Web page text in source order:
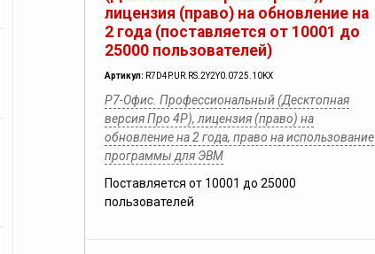
лицензия (право) на обновление на
2 года (поставляется от 10001 до
25000 пользователей)
Артикул: R7D4P.UR.RS.2Y2Y0.0725.10KX
Р7-Офис. Профессиональный (Десктопная
версия Про 4Р), лицензия (право) на
обновление на 2 года, право на использование
программы для ЭВМ
Поставляется от 10001 до 25000
пользователей